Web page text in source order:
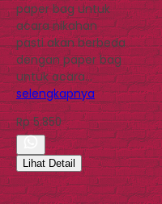
paper bag untuk
acara nikahan
pasti akan berbeda
dengan paper bag
untuk acara…
selengkapnya
Rp 5.850
Lihat Detail